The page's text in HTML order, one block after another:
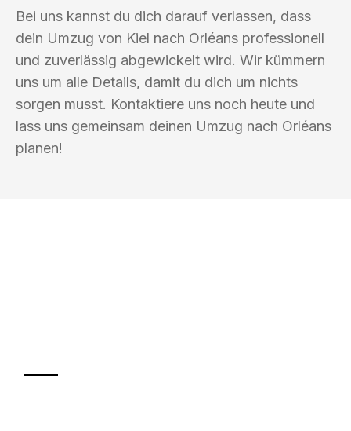
Bei uns kannst du dich darauf verlassen, dass
dein Umzug von Kiel nach Orléans professionell
und zuverlässig abgewickelt wird. Wir kümmern
uns um alle Details, damit du dich um nichts
sorgen musst. Kontaktiere uns noch heute und
lass uns gemeinsam deinen Umzug nach Orléans
planen!